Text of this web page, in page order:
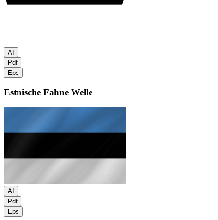
AI
Pdf
Eps
Estnische Fahne Welle
AI
Pdf
Eps